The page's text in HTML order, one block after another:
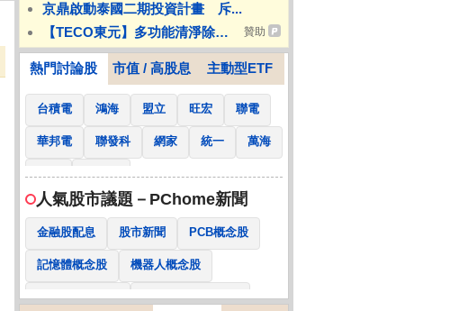
雷蛇Razer Iskur V2
贊助
京鼎啟動泰國二期投資計畫 斥...
【TECO東元】多功能清淨除濕
冷氣
贊助
熱門討論股 市值 / 高股息 主動型ETF
台積電 鴻海 盟立 旺宏 聯電
華邦電 聯發科 網家 統一 萬海
南亞 國泰金
人氣股市議題－PChome新聞
金融股配息 股市新聞 PCB概念股
記憶體概念股 機器人概念股
低軌衛星概念股 CPO、BBU概念股